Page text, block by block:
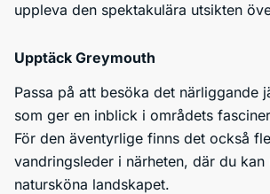
uppleva den spektakulära utsikten
Upptäck Greymouth
Passa på att besöka det närliggande
som ger en inblick i områdets
För den äventyrlige finns det också
vandringsleder i närheten, där du
natursköna landskapet.